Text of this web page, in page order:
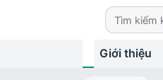
Giới thiệu